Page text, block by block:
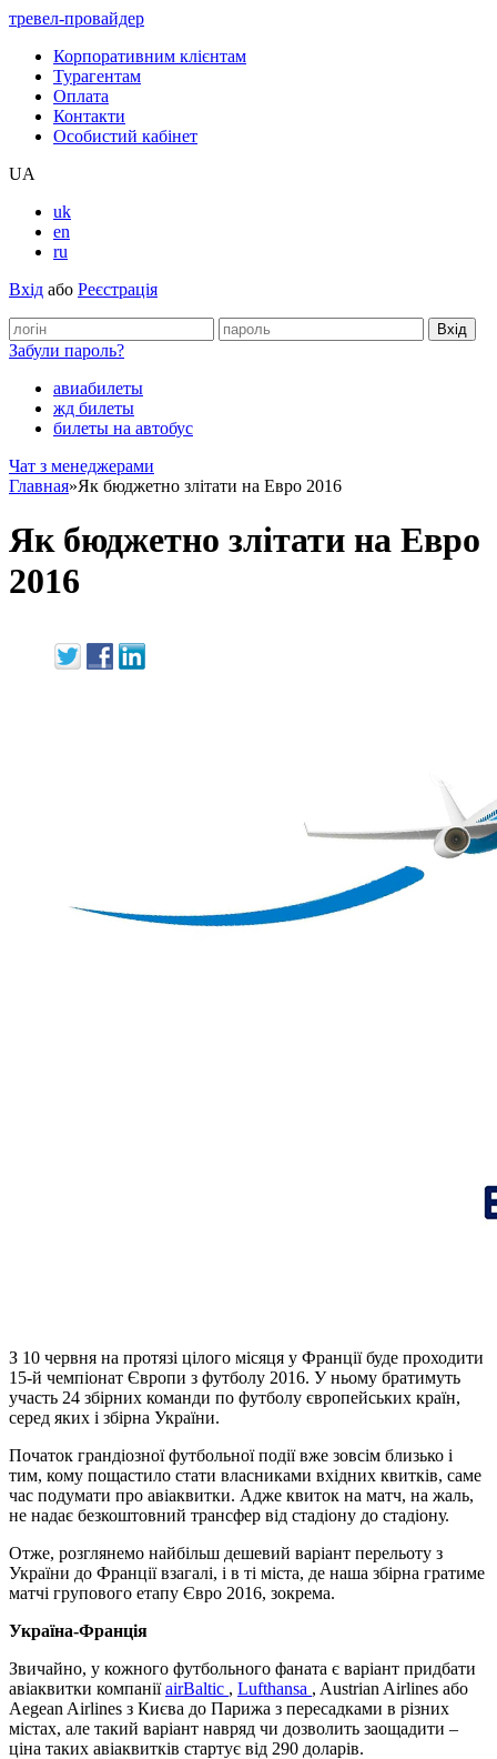
тревел-провайдер
Корпоративним клієнтам
Турагентам
Оплата
Контакти
Особистий кабінет
UA
uk
en
ru
Вхід або Реєстрація
Забули пароль?
авиабилеты
жд билеты
билеты на автобус
Чат з менеджерами
Главная»Як бюджетно злітати на Евро 2016
Як бюджетно злітати на Евро
2016
З 10 червня на протязі цілого місяця у Франції буде проходити
15-й чемпіонат Європи з футболу 2016. У ньому братимуть
участь 24 збірних команди по футболу європейських країн,
серед яких і збірна України.
Початок грандіозної футбольної події вже зовсім близько і
тим, кому пощастило стати власниками вхідних квитків, саме
час подумати про авіаквитки. Адже квиток на матч, на жаль,
не надає безкоштовний трансфер від стадіону до стадіону.
Отже, розглянемо найбільш дешевий варіант перельоту з
України до Франції взагалі, і в ті міста, де наша збірна гратиме
матчі групового етапу Євро 2016, зокрема.
Україна-Франція
Звичайно, у кожного футбольного фаната є варіант придбати
авіаквитки компаніїairBaltic , Lufthansa , Austrian Airlines або
Aegean Airlines з Києва до Парижа з пересадками в різних
містах, але такий варіант навряд чи дозволить заощадити –
ціна таких авіаквитків стартує від 290 доларів.